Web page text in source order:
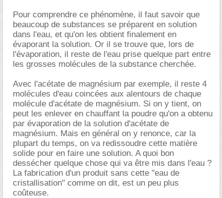
Pour comprendre ce phénomène, il faut savoir que
beaucoup de substances se préparent en solution
dans l'eau, et qu'on les obtient finalement en
évaporant la solution. Or il se trouve que, lors de
l'évaporation, il reste de l'eau prise quelque part entre
les grosses molécules de la substance cherchée.
Avec l'acétate de magnésium par exemple, il reste 4
molécules d'eau coincées aux alentours de chaque
molécule d'acétate de magnésium. Si on y tient, on
peut les enlever en chauffant la poudre qu'on a obtenu
par évaporation de la solution d'acétate de
magnésium. Mais en général on y renonce, car la
plupart du temps, on va redissoudre cette matière
solide pour en faire une solution. A quoi bon
dessécher quelque chose qui va être mis dans l'eau ?
La fabrication d'un produit sans cette "eau de
cristallisation" comme on dit, est un peu plus
coûteuse.